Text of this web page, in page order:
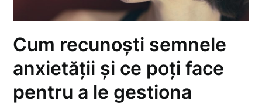
Cum recunoști semnele
anxietății și ce poți face
pentru a le gestiona